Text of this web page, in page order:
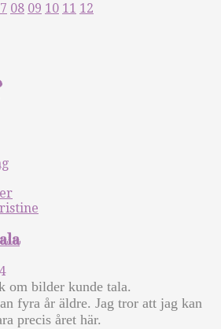
08 09 10 11 12
om bilder kunde tala.
fyra år äldre. Jag tror att jag kan
precis året här.